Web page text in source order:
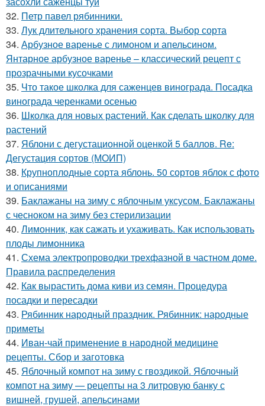
32. Петр павел рябинники.
33. Лук длительного хранения сорта. Выбор сорта
34. Арбузное варенье с лимоном и апельсином.
Янтарное арбузное варенье – классический рецепт с
прозрачными кусочками
35. Что такое школка для саженцев винограда. Посадка
винограда черенками осенью
36. Школка для новых растений. Как сделать школку для
растений
37. Яблони с дегустационной оценкой 5 баллов. Re:
Дегустация сортов (МОИП)
38. Крупноплодные сорта яблонь. 50 сортов яблок с фото
и описаниями
39. Баклажаны на зиму с яблочным уксусом. Баклажаны
с чесноком на зиму без стерилизации
40. Лимонник, как сажать и ухаживать. Как использовать
плоды лимонника
41. Схема электропроводки трехфазной в частном доме.
Правила распределения
42. Как вырастить дома киви из семян. Процедура
посадки и пересадки
43. Рябинник народный праздник. Рябинник: народные
приметы
44. Иван-чай применение в народной медицине
рецепты. Сбор и заготовка
45. Яблочный компот на зиму с гвоздикой. Яблочный
компот на зиму — рецепты на 3 литровую банку с
вишней, грушей, апельсинами